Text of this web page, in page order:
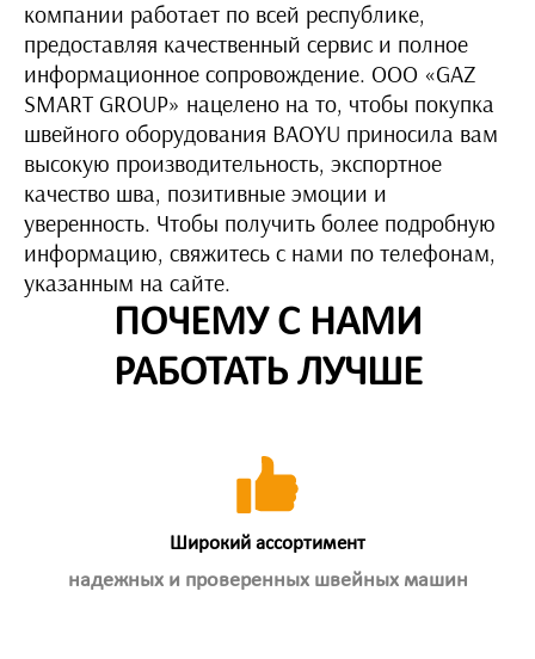
компании работает по всей республике,
предоставляя качественный сервис и полное
информационное сопровождение. OOO «GAZ
SMART GROUP» нацелено на то, чтобы покупка
швейного оборудования BAOYU приносила вам
высокую производительность, экспортное
качество шва, позитивные эмоции и
уверенность. Чтобы получить более подробную
информацию, свяжитесь с нами по телефонам,
указанным на сайте.
ПОЧЕМУ С НАМИ
РАБОТАТЬ ЛУЧШЕ
Широкий ассортимент
надежных и проверенных швейных машин